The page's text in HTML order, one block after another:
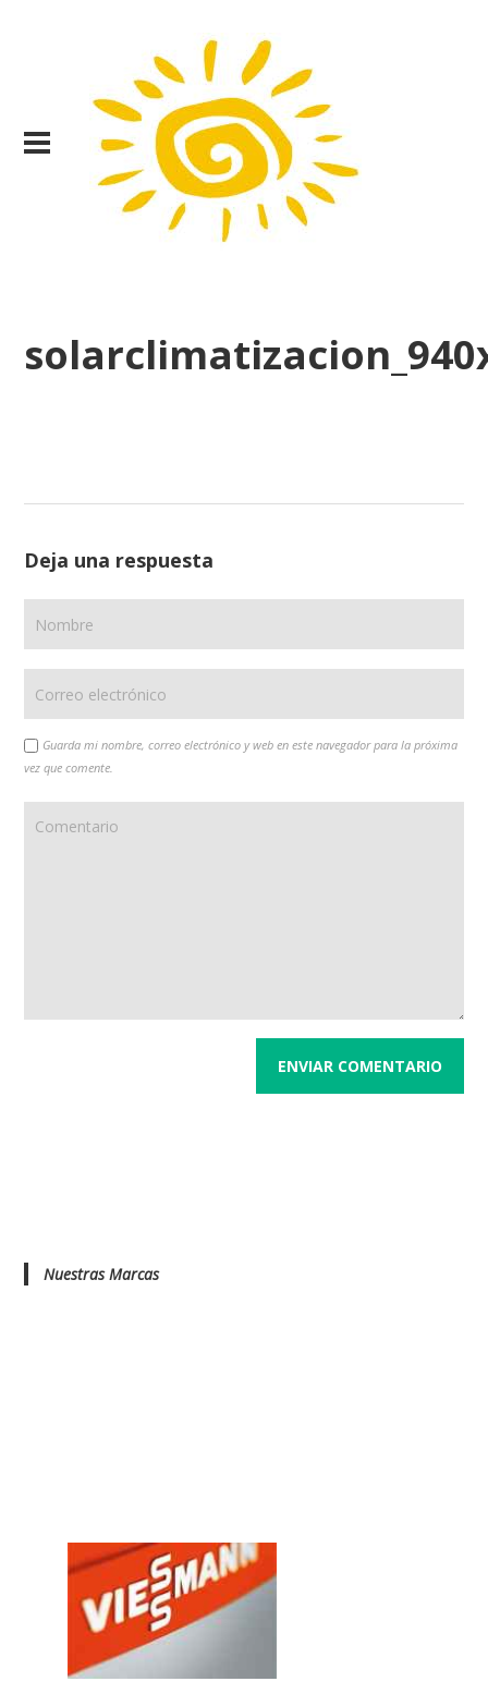
Deja una respuesta
Guarda mi nombre, correo electrónico y web en este navegador para la próxima
vez que comente.
Nuestras Marcas